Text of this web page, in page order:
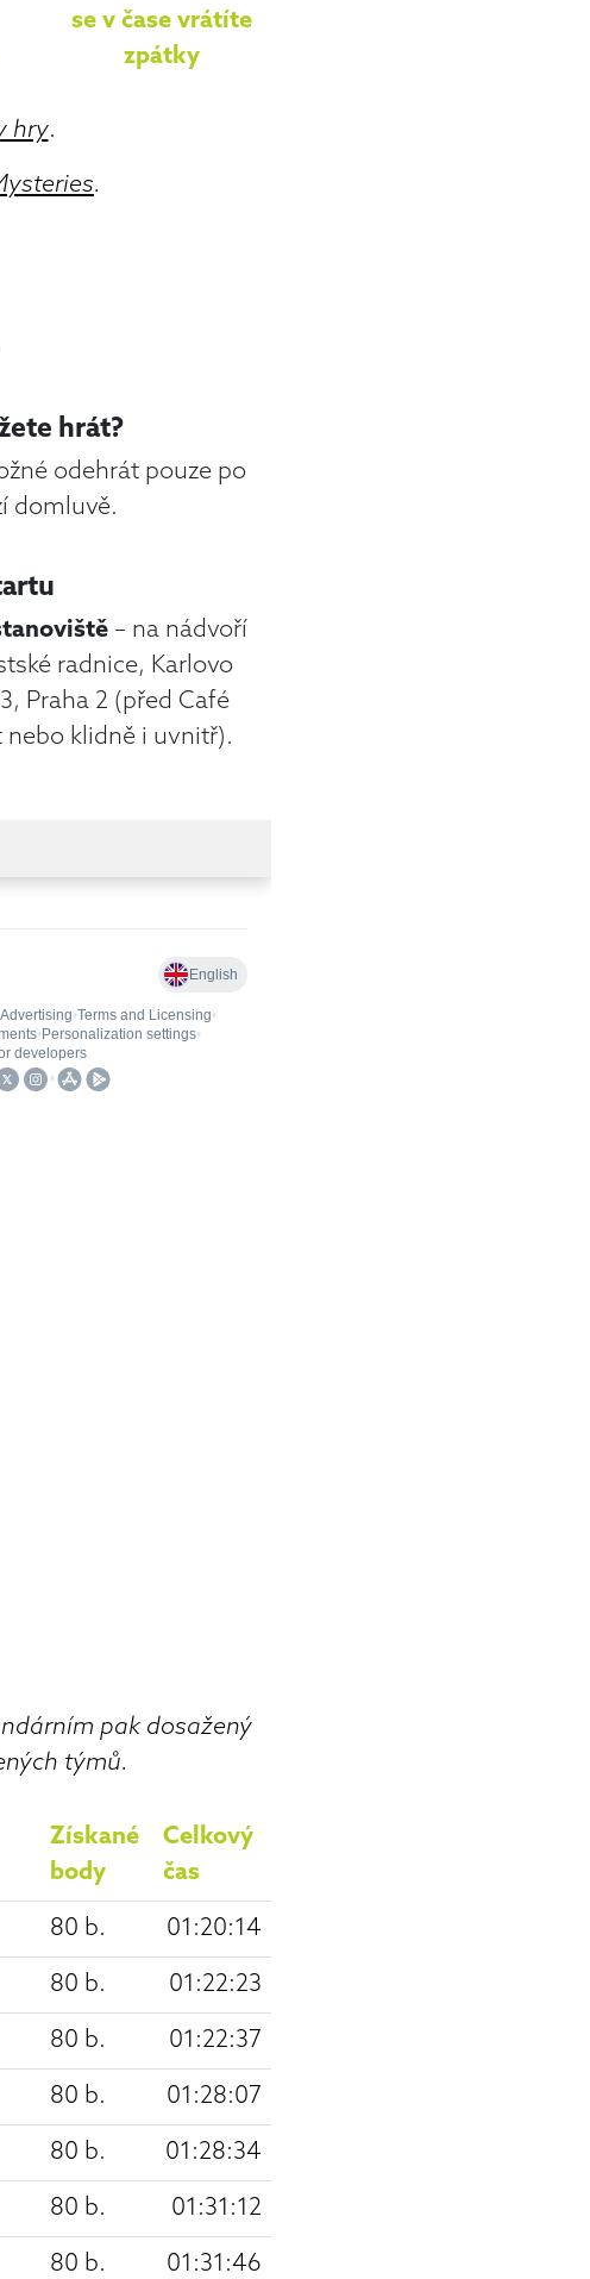
se v čase vrátíte
zpátky
hry.
.
hrát?
odehrát pouze po
domluvě.
– na nádvoří
radnice, Karlovo
Praha 2 (před Café
nebo klidně i uvnitř).
pak dosažený
týmů.
Získané
body
Celkový
čas
80 b. 01:20:14
80 b. 01:22:23
80 b. 01:22:37
80 b. 01:28:07
80 b. 01:28:34
80 b. 01:31:12
80 b. 01:31:46